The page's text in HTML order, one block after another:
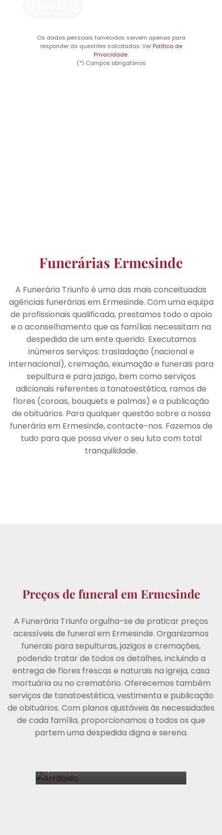
Os dados pessoais fornecidos servem apenas para
responder às questões solicitadas. Ver Política de
Privacidade.
(*) Campos obrigatórios
Funerárias Ermesinde
A Funerária Triunfo é uma das mais conceituadas
agências funerárias em Ermesinde. Com uma equipa
de profissionais qualificada, prestamos todo o apoio
e o aconselhamento que as famílias necessitam na
despedida de um ente querido. Executamos
inúmeros serviços: trasladação (nacional e
internacional), cremação, exumação e funerais para
sepultura e para jazigo, bem como serviços
adicionais referentes a tanatoestética, ramos de
flores (coroas, bouquets e palmas) e a publicação
de obituários. Para qualquer questão sobre a nossa
funerária em Ermesinde, contacte-nos. Fazemos de
tudo para que possa viver o seu luto com total
tranquilidade.
Preços de funeral em Ermesinde
A Funerária Triunfo orgulha-se de praticar preços
acessíveis de funeral em Ermesinde. Organizamos
funerais para sepulturas, jazigos e cremações,
podendo tratar de todos os detalhes, incluindo a
entrega de flores frescas e naturais na igreja, casa
mortuária ou no crematório. Oferecemos também
serviços de tanatoestética, vestimenta e publicação
de obituários. Com planos ajustáveis às necessidades
de cada família, proporcionamos a todos os que
partem uma despedida digna e serena.
PLANO
Arrábida
Sepultura Cremação
€996,00